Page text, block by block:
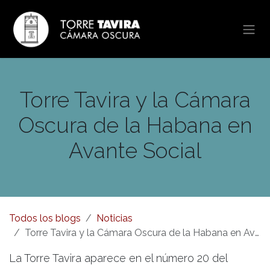
Torre Tavira y la Cámara
Oscura de la Habana en
Avante Social
Todos los blogs
Noticias
Torre Tavira y la Cámara Oscura de la Habana en Avante Social
La Torre Tavira aparece en el número 20 del